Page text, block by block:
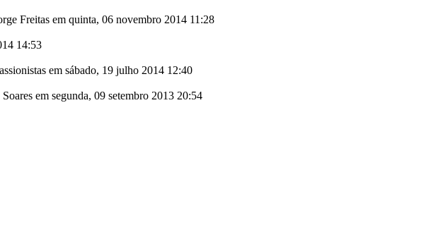
Freitas em quinta, 06 novembro 2014 11:28
14:53
em sábado, 19 julho 2014 12:40
em segunda, 09 setembro 2013 20:54